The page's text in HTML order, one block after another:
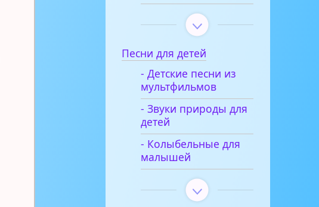
Песни для детей
- Детские песни из
мультфильмов
- Звуки природы для
детей
- Колыбельные для
малышей